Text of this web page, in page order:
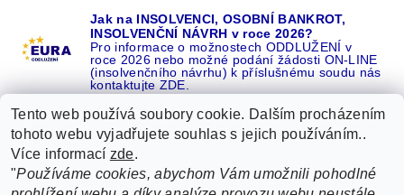
Jak na INSOLVENCI, OSOBNÍ BANKROT,
INSOLVENČNÍ NÁVRH v roce 2026?
Pro informace o možnostech ODDLUŽENÍ v
roce 2026 nebo možné podání žádosti ON-LINE
(insolvenčního návrhu) k příslušnému soudu nás
kontaktujte ZDE.
Recenze o NÁS na GOOGLE 16 let REFERENCÍ v celé ČR |
Recenze o NÁS na SEZNAMU |
Tento web používá soubory cookie. Dalším procházením
tohoto webu vyjadřujete souhlas s jejich používáním..
Více informací zde.
"Používáme cookies, abychom Vám umožnili pohodlné